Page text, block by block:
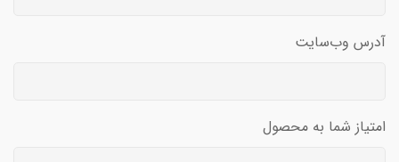
آدرس وب‌سایت
امتیاز شما به محصول